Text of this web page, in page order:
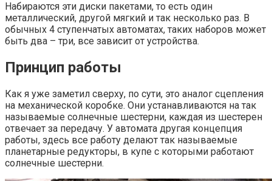
Набираются эти диски пакетами, то есть один
металлический, другой мягкий и так несколько раз. В
обычных 4 ступенчатых автоматах, таких наборов может
быть два – три, все зависит от устройства.
Принцип работы
Как я уже заметил сверху, по сути, это аналог сцепления
на механической коробке. Они устанавливаются на так
называемые солнечные шестерни, каждая из шестерен
отвечает за передачу. У автомата другая концепция
работы, здесь все работу делают так называемые
планетарные редукторы, в купе с которыми работают
солнечные шестерни.